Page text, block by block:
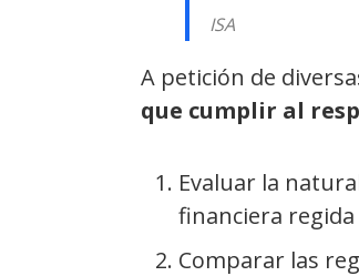
ISA
A petición de
que cumplir al
Evaluar la
financiera
Comparar las